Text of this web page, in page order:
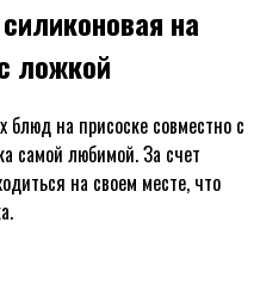
на
ложкой
блюд на присоске совместно с
самой любимой. За счет
на своем месте, что